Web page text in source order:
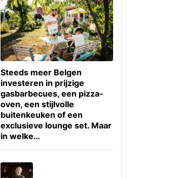
Steeds meer Belgen
investeren in prijzige
gasbarbecues, een pizza-
oven, een stijlvolle
buitenkeuken of een
exclusieve lounge set. Maar
in welke…